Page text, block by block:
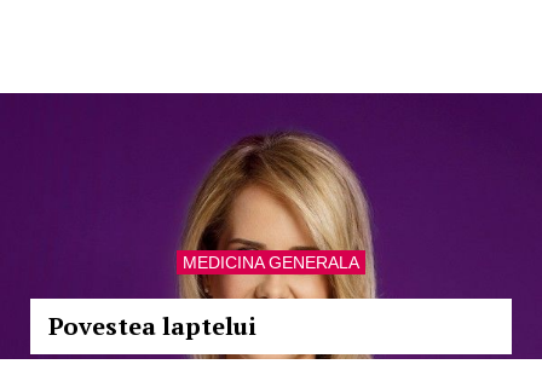
MEDICINA GENERALA
Povestea laptelui